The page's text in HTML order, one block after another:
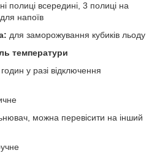
полиці всередині, 3 полиці на
напоїв
для заморожування кубиків льоду
температури
у разі відключення
можна перевісити на інший